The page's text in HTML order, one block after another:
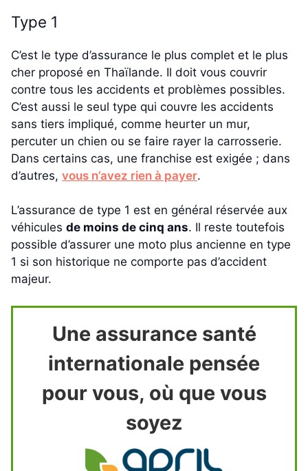
Type 1
C’est le type d’assurance le plus complet et le plus
cher proposé en Thaïlande. Il doit vous couvrir
contre tous les accidents et problèmes possibles.
C’est aussi le seul type qui couvre les accidents
sans tiers impliqué, comme heurter un mur,
percuter un chien ou se faire rayer la carrosserie.
Dans certains cas, une franchise est exigée ; dans
d’autres, vous n’avez rien à payer.
L’assurance de type 1 est en général réservée aux
véhicules de moins de cinq ans. Il reste toutefois
possible d’assurer une moto plus ancienne en type
1 si son historique ne comporte pas d’accident
majeur.
Une assurance santé
internationale pensée
pour vous, où que vous
soyez